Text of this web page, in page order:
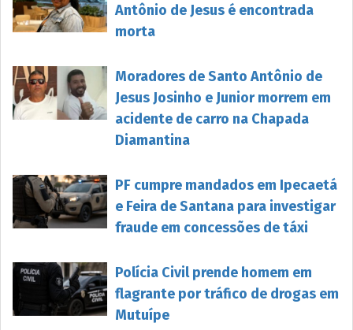
Antônio de Jesus é encontrada
morta
Moradores de Santo Antônio de
Jesus Josinho e Junior morrem em
acidente de carro na Chapada
Diamantina
PF cumpre mandados em Ipecaetá
e Feira de Santana para investigar
fraude em concessões de táxi
Polícia Civil prende homem em
flagrante por tráfico de drogas em
Mutuípe